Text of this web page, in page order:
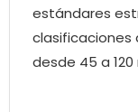
estándares
clasificaciones
desde 45 a